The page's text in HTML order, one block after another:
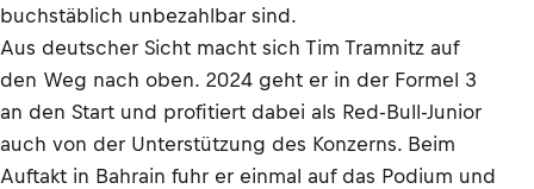
buchstäblich unbezahlbar sind.
Aus deutscher Sicht macht sich Tim Tramnitz auf
den Weg nach oben. 2024 geht er in der Formel 3
an den Start und profitiert dabei als Red-Bull-Junior
auch von der Unterstützung des Konzerns. Beim
Auftakt in Bahrain fuhr er einmal auf das Podium und